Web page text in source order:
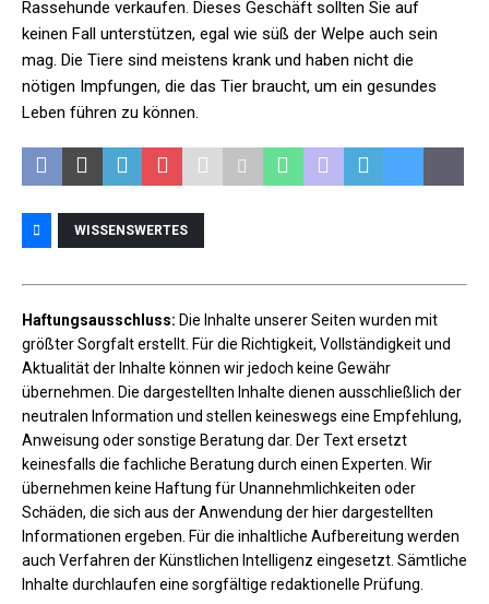
Rassehunde verkaufen. Dieses Geschäft sollten Sie auf
keinen Fall unterstützen, egal wie süß der Welpe auch sein
mag. Die Tiere sind meistens krank und haben nicht die
nötigen Impfungen, die das Tier braucht, um ein gesundes
Leben führen zu können.
WISSENSWERTES
Haftungsausschluss: Die Inhalte unserer Seiten wurden mit
größter Sorgfalt erstellt. Für die Richtigkeit, Vollständigkeit und
Aktualität der Inhalte können wir jedoch keine Gewähr
übernehmen. Die dargestellten Inhalte dienen ausschließlich der
neutralen Information und stellen keineswegs eine Empfehlung,
Anweisung oder sonstige Beratung dar. Der Text ersetzt
keinesfalls die fachliche Beratung durch einen Experten. Wir
übernehmen keine Haftung für Unannehmlichkeiten oder
Schäden, die sich aus der Anwendung der hier dargestellten
Informationen ergeben. Für die inhaltliche Aufbereitung werden
auch Verfahren der Künstlichen Intelligenz eingesetzt. Sämtliche
Inhalte durchlaufen eine sorgfältige redaktionelle Prüfung.